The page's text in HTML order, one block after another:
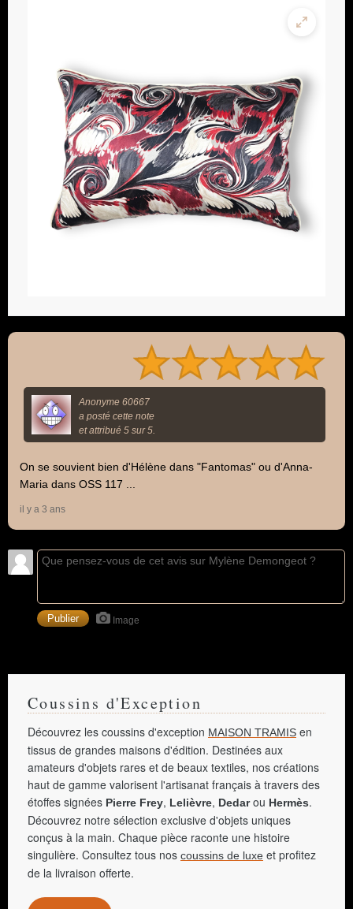
Anonyme 60667
a posté cette note
et attribué 5 sur 5.
On se souvient bien d'Hélène dans "Fantomas" ou d'Anna-
Maria dans OSS 117 ...
il y a 3 ans
Image
Coussins d'Exception
Découvrez les coussins d'exception MAISON TRAMIS en
tissus de grandes maisons d'édition. Destinées aux
amateurs d'objets rares et de beaux textiles, nos créations
haut de gamme valorisent l'artisanat français à travers des
étoffes signées Pierre Frey, Lelièvre, Dedarou Hermès.
Découvrez notre sélection exclusive d'objets uniques
conçus à la main. Chaque pièce raconte une histoire
singulière. Consultez tous nos coussins de luxe et profitez
de la livraison offerte.